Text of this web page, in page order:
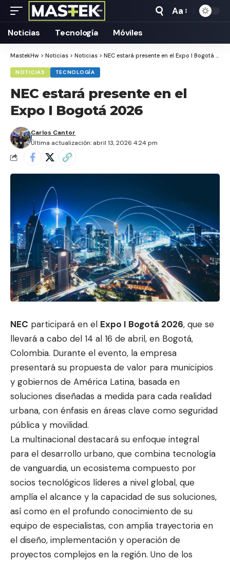
Tamaño
Aa
Noticias Tecnología Móviles
MastekHw > Noticias > Noticias > NEC estará presente en el Expo I Bogotá 2026
NOTICIAS TECNOLOGÍA
NEC estará presente en el
Expo I Bogotá 2026
Última actualización: abril 13, 2026 4:24 pm
Carlos Cantor
NEC participará en el Expo I Bogotá 2026, que se
llevará a cabo del 14 al 16 de abril, en Bogotá,
Colombia. Durante el evento, la empresa
presentará su propuesta de valor para municipios
y gobiernos de América Latina, basada en
soluciones diseñadas a medida para cada realidad
urbana, con énfasis en áreas clave como seguridad
pública y movilidad.
La multinacional destacará su enfoque integral
para el desarrollo urbano, que combina tecnología
de vanguardia, un ecosistema compuesto por
socios tecnológicos líderes a nivel global, que
amplía el alcance y la capacidad de sus soluciones,
así como en el profundo conocimiento de su
equipo de especialistas, con amplia trayectoria en
el diseño, implementación y operación de
proyectos complejos en la región. Uno de los